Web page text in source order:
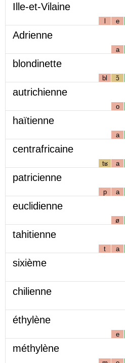
Ille-et-Vilaine
l e
Adrienne
a
blondinette
bl ɔ̃
autrichienne
o
haïtienne
a
centrafricaine
tʁ a
patricienne
p a
euclidienne
ø
tahitienne
t a
sixième
chilienne
éthylène
e
méthylène